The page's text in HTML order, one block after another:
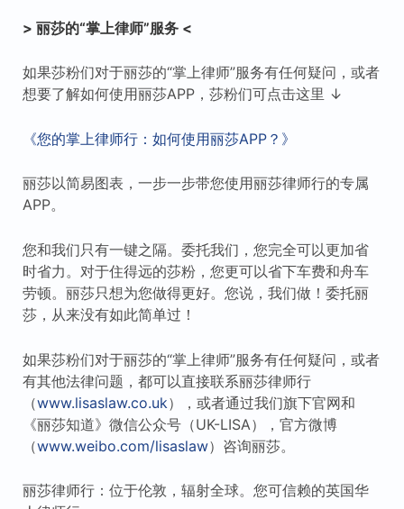
> 丽莎的“掌上律师”服务 <
如果莎粉们对于丽莎的“掌上律师”服务有任何疑问，或者
想要了解如何使用丽莎APP，莎粉们可点击这里 ↓
《您的掌上律师行：如何使用丽莎APP？》
丽莎以简易图表，一步一步带您使用丽莎律师行的专属
APP。
您和我们只有一键之隔。委托我们，您完全可以更加省
时省力。对于住得远的莎粉，您更可以省下车费和舟车
劳顿。丽莎只想为您做得更好。您说，我们做！委托丽
莎，从来没有如此简单过！
如果莎粉们对于丽莎的“掌上律师”服务有任何疑问，或者
有其他法律问题，都可以直接联系丽莎律师行
（www.lisaslaw.co.uk），或者通过我们旗下官网和
《丽莎知道》微信公众号（UK-LISA），官方微博
（www.weibo.com/lisaslaw）咨询丽莎。
丽莎律师行：位于伦敦，辐射全球。您可信赖的英国华